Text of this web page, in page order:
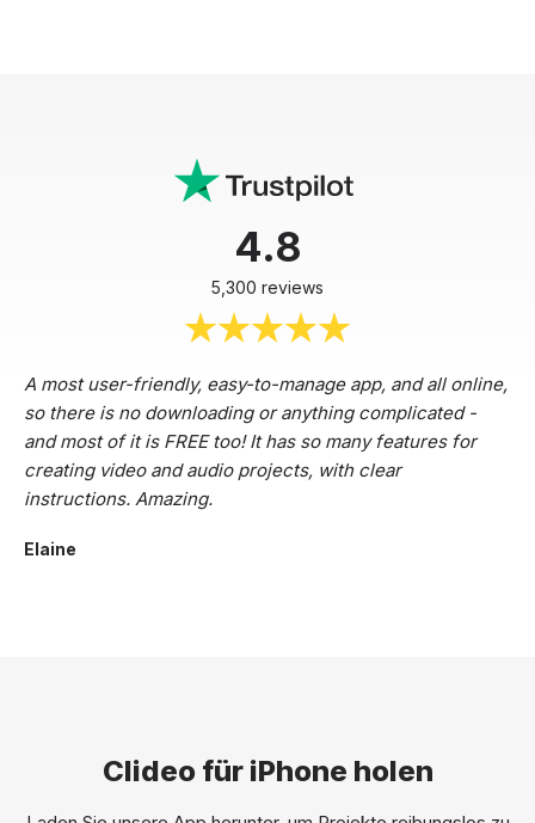
4.8
5,300 reviews
A most user-friendly, easy-to-manage app, and all online,
so there is no downloading or anything complicated -
and most of it is FREE too! It has so many features for
creating video and audio projects, with clear
instructions. Amazing.
Elaine
Clideo für iPhone holen